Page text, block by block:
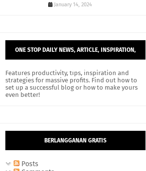
January 14, 2024
ONE STOP DAILY NEWS, ARTICLE, INSPIRATION,
AND TIPS.
Features productivity, tips, inspiration and
strategies for massive profits. Find out how to
set up a successful blog or how to make yours
even better!
BERLANGGANAN GRATIS
Posts